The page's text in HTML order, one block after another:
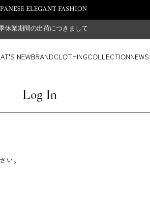
ELEGANT FASHION
休業期間の出荷につきまして
NEWBRANDCLOTHINGCOLLECTIONNEWS
Log In
い。